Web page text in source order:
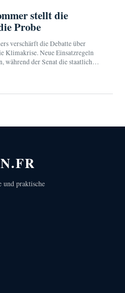
stellt die
Probe
verschärft die Debatte über
Klimakrise. Neue Einsatzregeln
während der Senat die staatliche
praktische